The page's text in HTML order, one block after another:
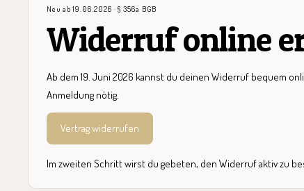
Neu ab 19.06.2026 · § 356a BGB
Widerruf online
Ab dem 19. Juni 2026 kannst du deinen Widerruf bequem
Anmeldung nötig.
Vertrag widerrufen
Im zweiten Schritt wirst du gebeten, den Widerruf aktiv zu